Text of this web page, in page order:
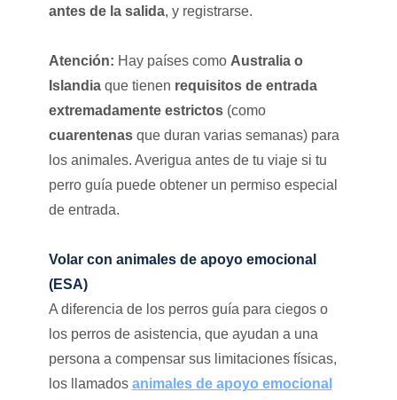
antes de la salida, y registrarse.
Atención: Hay países como Australia o
Islandia que tienen requisitos de entrada
extremadamente estrictos(como
cuarentenasque duran varias semanas) para
los animales. Averigua antes de tu viaje si tu
perro guía puede obtener un permiso especial
de entrada.
Volar con animales de apoyo emocional
(ESA)
A diferencia de los perros guía para ciegos o
los perros de asistencia, que ayudan a una
persona a compensar sus limitaciones físicas,
los llamados animales de apoyo emocional